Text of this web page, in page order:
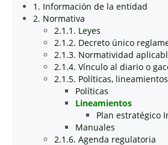
1. Información de la entidad
2. Normativa
2.1.1. Leyes
2.1.2. Decreto único
2.1.3. Normatividad
2.1.4. Vínculo al diario o
2.1.5. Políticas,
Políticas
Lineamientos
Plan estratégico
Manuales
2.1.6. Agenda regulatoria